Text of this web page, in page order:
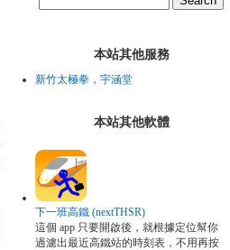
本站其他服務
新竹太極拳，宇涵堂
本站其他軟體
下一班高鐵 (nextTHSR)
這個 app 只要開啟後，就根據定位幫你
過濾出最近高鐵站的時刻表，不用再按